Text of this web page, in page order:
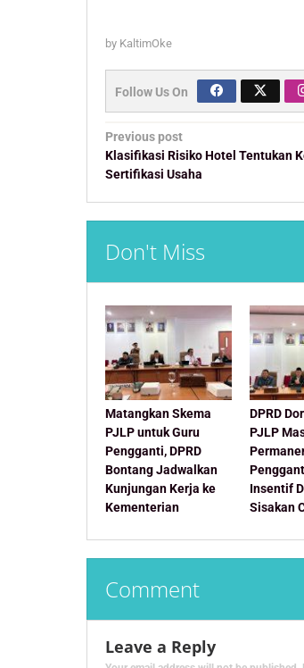
by KaltimOke
Follow Us On
Post
navigation
Previous post
Klasifikasi Risiko Hotel Tentukan
Sertifikasi Usaha
Don't Miss
Matangkan Skema
PJLP untuk Guru
Pengganti, DPRD
Bontang Jadwalkan
Kunjungan Kerja ke
Kementerian
DPRD
PJLP
Insentif
Sisakan
Comment
Leave a Reply